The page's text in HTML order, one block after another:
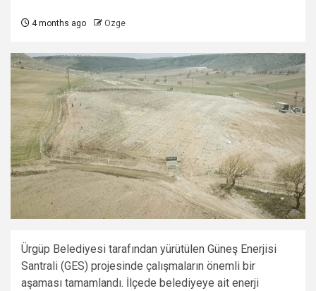
4 months ago Ozge
Ürgüp Belediyesi tarafından yürütülen Güneş Enerjisi
Santrali (GES) projesinde çalışmaların önemli bir
aşaması tamamlandı. İlçede belediyeye ait enerji